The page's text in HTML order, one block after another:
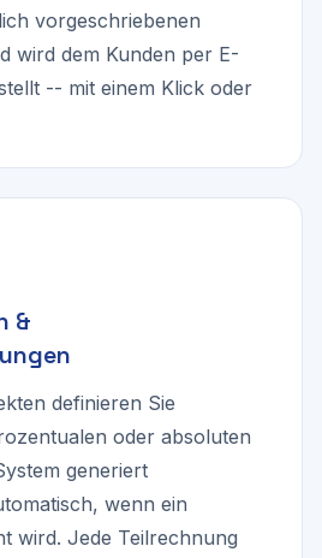
vorgeschriebenen
wird dem Kunden per E-
-- mit einem Klick oder
&
definieren Sie
oder absoluten
generiert
wenn ein
wird. Jede Teilrechnung